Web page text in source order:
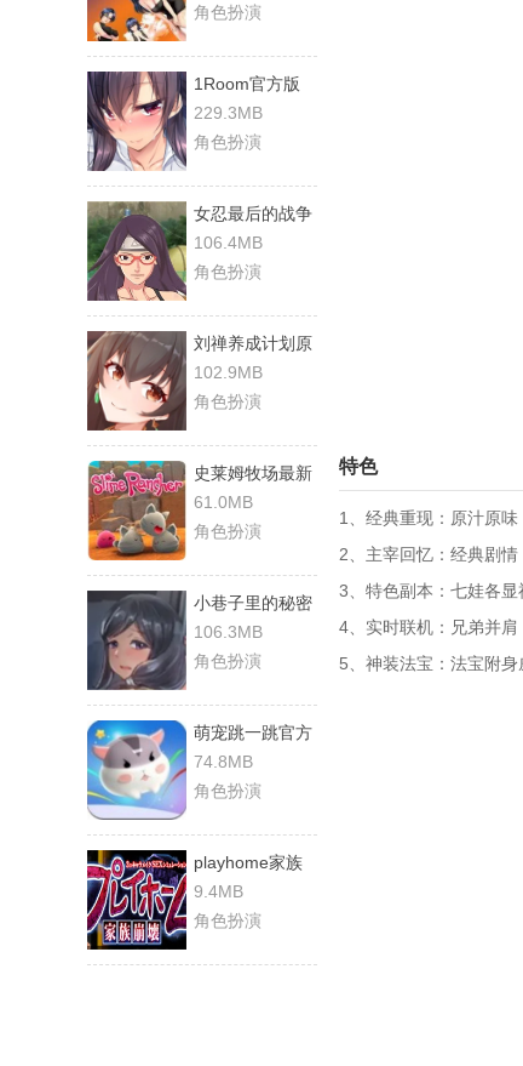
角色扮演
1Room官方版
229.3MB
角色扮演
女忍最后的战争
手游直装版
106.4MB
角色扮演
刘禅养成计划原
版
102.9MB
角色扮演
史莱姆牧场最新
免费版
61.0MB
角色扮演
小巷子里的秘密
事情直装版
106.3MB
角色扮演
萌宠跳一跳官方
版
74.8MB
角色扮演
playhome家族
崩坏免费版
9.4MB
角色扮演
特色
1、经典重现：原汁原
2、主宰回忆：经典剧
3、特色副本：七娃各
4、实时联机：兄弟并
5、神装法宝：法宝附